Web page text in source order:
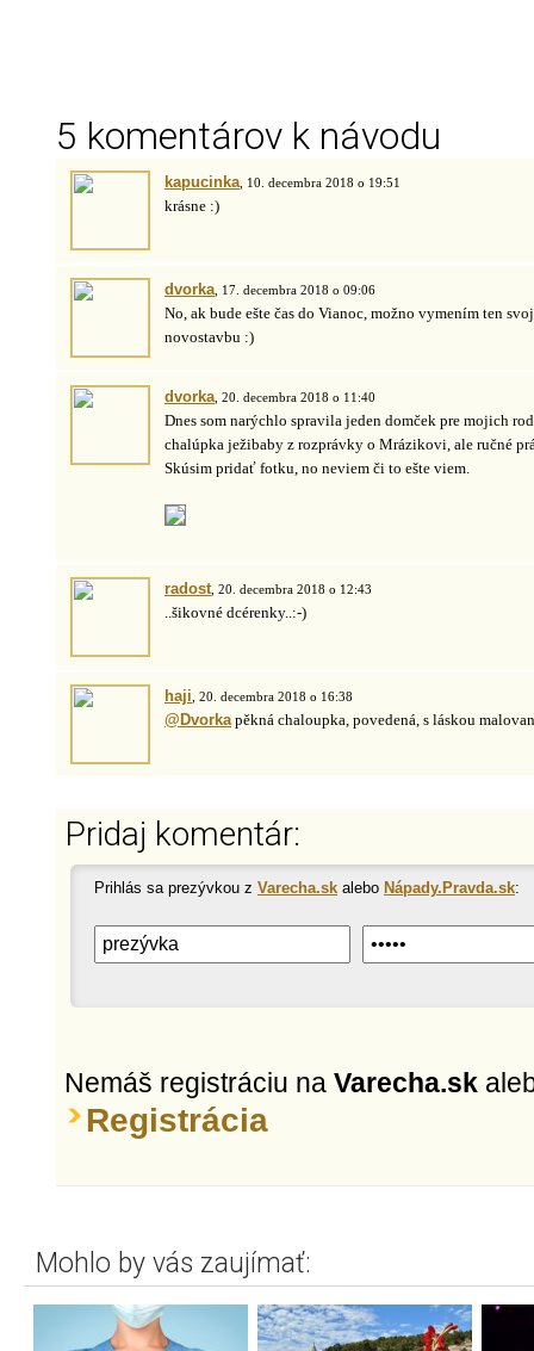
5 komentárov k návodu
kapucinka , 10. decembra 2018 o 19:51
krásne :)
dvorka , 17. decembra 2018 o 09:06
No, ak bude ešte čas do Vianoc, možno vymením ten
novostavbu :)
dvorka , 20. decembra 2018 o 11:40
Dnes som narýchlo spravila jeden domček pre mojich
chalúpka ježibaby z rozprávky o Mrázikovi, ale ručné
Skúsim pridať fotku, no neviem či to ešte viem.
radost , 20. decembra 2018 o 12:43
..šikovné dcérenky..:-)
haji , 20. decembra 2018 o 16:38
@Dvorkapěkná chaloupka, povedená, s láskou
Pridaj komentár:
Prihlás sa prezývkou z Varecha.sk alebo Nápady.Pravda.sk:
Nemáš registráciu na Varecha.sk
Registrácia
Mohlo by vás zaujímať: